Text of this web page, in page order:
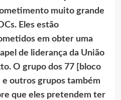
muito grande
Eles estão
em obter uma
de liderança da União
O grupo dos 77 [bloco
outros grupos também
que eles pretendem ter